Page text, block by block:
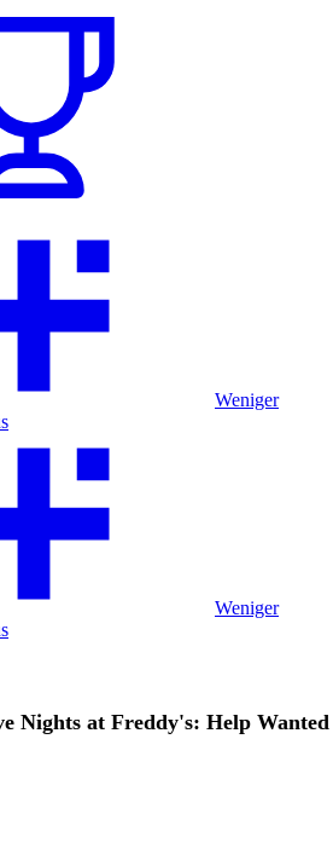
Weniger
Weniger
Nights at Freddy's: Help Wanted